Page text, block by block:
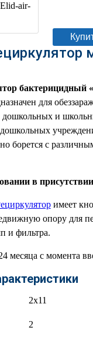
бактерицидный «
для
дошкольных и
борется с
в
имеет
опору для
и фильтра.
месяца с момента
2х11
2